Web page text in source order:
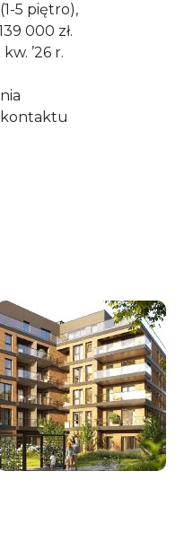
5 piętro),
000 zł.
’26 r.
kontaktu